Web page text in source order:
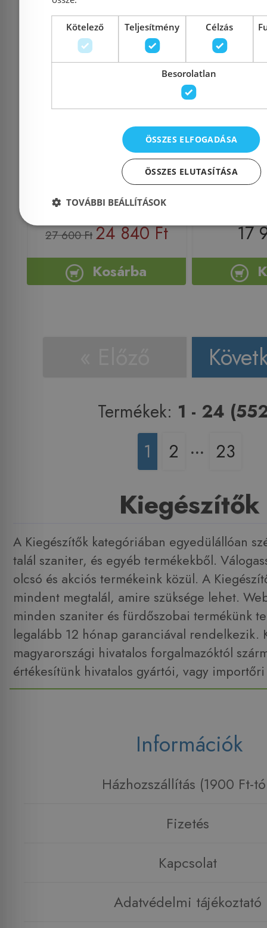
X01745
Cikkszám: X01745
27 600 Ft24 840 Ft
Kosárba
17
Termékek: 1 - 24
1
2 ‧‧‧ 23
Kiegészítők
A Kiegészítők kategóriában egyedülállóan
talál szaniter, és egyéb termékekből.
olcsó és akciós termékeink közül. A
mindent megtalál, amire szüksége lehet.
minden szaniter és fürdőszobai termékünk
legalább 12 hónap garanciával rendelkezik.
magyarországi hivatalos forgalmazóktól
értékesítünk hivatalos gyártói, vagy
Információk
Házhozszállítás (1900 Ft-
Fizetés
Kapcsolat
Adatvédelmi tájékoztató
Kötelező Teljesítmény Célzás
Besorolatlan
ÖSSZES ELFOGADÁSA
ÖSSZES ELUTASÍTÁSA
TOVÁBBI BEÁLLÍTÁSOK